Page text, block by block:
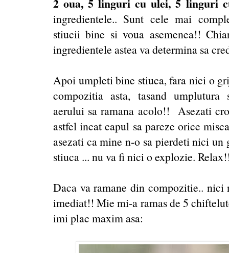
ingredientele.. Sunt cele mai
stiucii bine si voua asemenea!!
ingredientele astea va determina sa
Apoi umpleti bine stiuca, fara nici o
compozitia asta, tasand umplutura
aerului sa ramana acolo!! Asezati
astfel incat capul sa pareze orice
asezati ca mine n-o sa pierdeti nici
stiuca ... nu va fi nici o explozie.
Daca va ramane din compozitie..
imediat!! Mie mi-a ramas de 5
imi plac maxim asa: